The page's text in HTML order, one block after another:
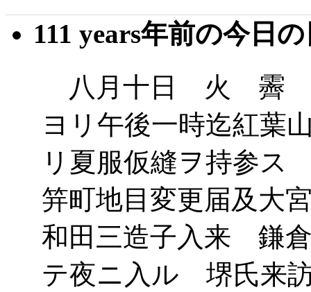
111 years年前の今日
八月十日 火 霽
ヨリ午後一時迄紅葉
リ夏服仮縫ヲ持参ス
笄町地目変更届及大
和田三造子入来 鎌
テ夜ニ入ル 堺氏来